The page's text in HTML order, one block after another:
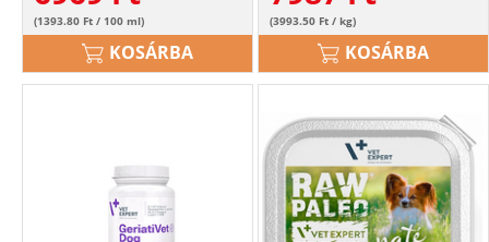
(1393.80 Ft / 100 ml)
KOSÁRBA
(3993.50 Ft / kg)
KOSÁRBA